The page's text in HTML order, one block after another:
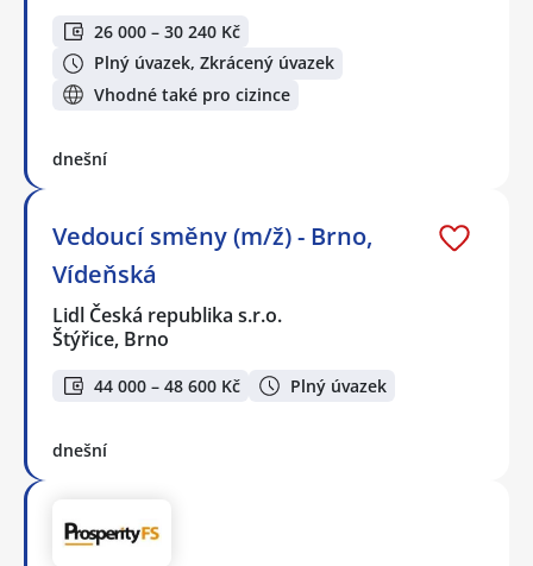
26 000 – 30 240 Kč
Plný úvazek, Zkrácený úvazek
Vhodné také pro cizince
dnešní
Vedoucí směny (m/ž) - Brno,
Vídeňská
Lidl Česká republika s.r.o.
Štýřice, Brno
44 000 – 48 600 Kč Plný úvazek
dnešní